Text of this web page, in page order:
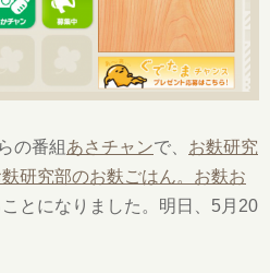
の番組 あさチャンで、 お麩研究
研究部のお麩ごはん。お麩お
とになりました。明日、5月20